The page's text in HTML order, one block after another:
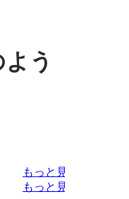
う
もっと見る
もっと見る